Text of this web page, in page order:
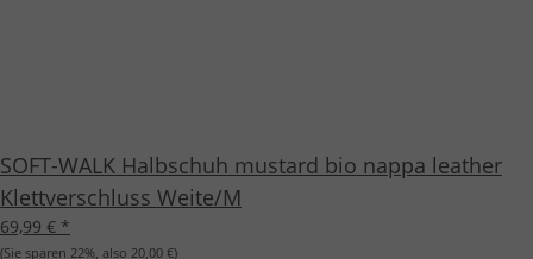
SOFT-WALK Halbschuh mustard bio nappa leather
Klettverschluss Weite/M
69,99 € *
(Sie sparen 22%, also 20,00 €)